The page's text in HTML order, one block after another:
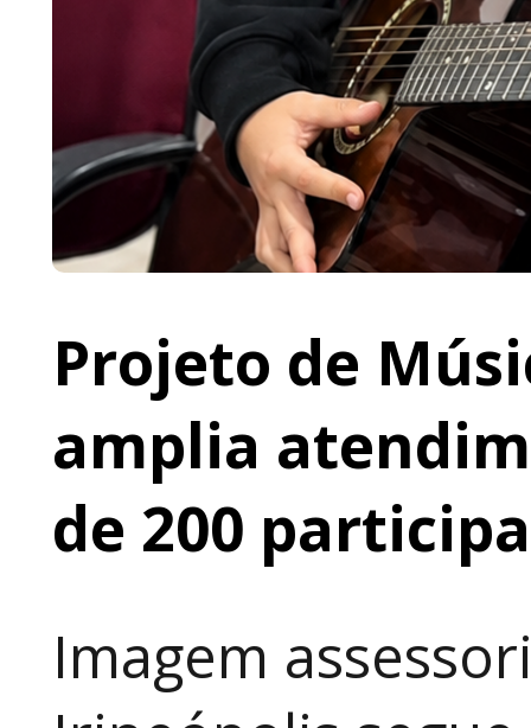
Projeto de
amplia
de 200
Imagem